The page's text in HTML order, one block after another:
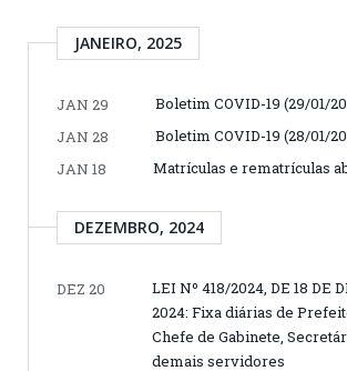
JANEIRO, 2025
JAN 29
Boletim COVID-19 (29/01/
JAN 28
Boletim COVID-19 (28/01/
JAN 18
Matrículas e rematrículas
DEZEMBRO, 2024
DEZ 20
LEI Nº 418/2024, DE 18 DE
2024: Fixa diárias de
Chefe de Gabinete,
demais servidores